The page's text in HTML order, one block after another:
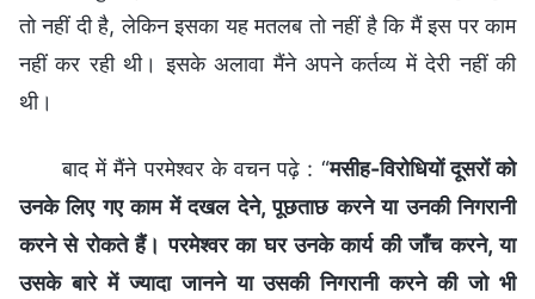
तो नहीं दी है, लेकिन इसका यह मतलब तो नहीं है कि मैं इस पर काम
नहीं कर रही थी। इसके अलावा मैंने अपने कर्तव्य में देरी नहीं की
थी।
बाद में मैंने परमेश्वर के वचन पढ़े : “मसीह-विरोधियों दूसरों को
उनके लिए गए काम में दखल देने, पूछताछ करने या उनकी निगरानी
करने से रोकते हैं। परमेश्वर का घर उनके कार्य की जाँच करने, या
उसके बारे में ज्यादा जानने या उसकी निगरानी करने की जो भी